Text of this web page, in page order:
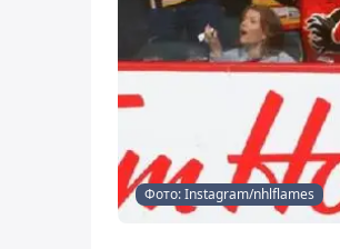
Фото: Instagram/nhlflames